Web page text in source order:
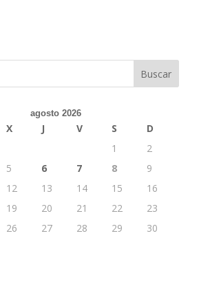
Buscar
agosto 2026
X J V S
D
1
2
5 6 7 8
9
12 13 14 15
16
19 20 21 22
23
26 27 28 29
30